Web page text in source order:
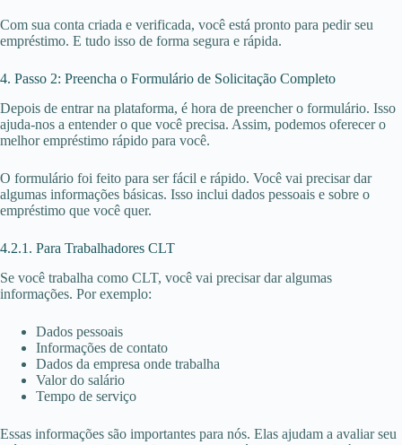
Com sua conta criada e verificada, você está pronto para pedir seu
empréstimo. E tudo isso de forma segura e rápida.
4. Passo 2: Preencha o Formulário de Solicitação Completo
Depois de entrar na plataforma, é hora de preencher o formulário. Isso
ajuda-nos a entender o que você precisa. Assim, podemos oferecer o
melhor empréstimo rápido para você.
O formulário foi feito para ser fácil e rápido. Você vai precisar dar
algumas informações básicas. Isso inclui dados pessoais e sobre o
empréstimo que você quer.
4.2.1. Para Trabalhadores CLT
Se você trabalha como CLT, você vai precisar dar algumas
informações. Por exemplo:
Dados pessoais
Informações de contato
Dados da empresa onde trabalha
Valor do salário
Tempo de serviço
Essas informações são importantes para nós. Elas ajudam a avaliar seu